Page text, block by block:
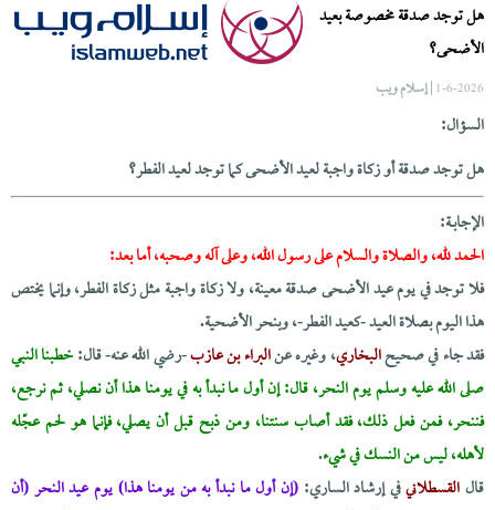
هل توجد صدقة مخصوصة بعيد
الأضحى؟
1-6-2026 | إسلام ويب
السؤال:
هل توجد صدقة أو زكاة واجبة لعيد الأضحى كما توجد لعيد الفطر؟
الإجابــة:
الحمد لله، والصلاة والسلام على رسول الله، وعلى آله وصحبه، أما بعد:
فلا توجد في يوم عيد الأضحى صدقة معينة، ولا زكاة واجبة مثل زكاة الفطر، وإنما يختص
هذا اليوم بصلاة العيد -كعيد الفطر-، وبنحر الأضحية.
فقد جاء في صحيحالبخاري، وغيره عنالبراء بن عازب-رضي الله عنه- قال:خطبنا النبي
صلى الله عليه وسلم يوم النحر، قال: إن أول ما نبدأ به في يومنا هذا أن نصلي، ثم نرجع،
فننحر، فمن فعل ذلك، فقد أصاب سنتنا، ومن ذبح قبل أن يصلي، فإنما هو لحم عجّله
لأهله، ليس من النسك في شيء.
قالالقسطلانيفي إرشاد الساري:(إن أول ما نبدأ به من يومنا هذا) يوم عيد النحر (أن